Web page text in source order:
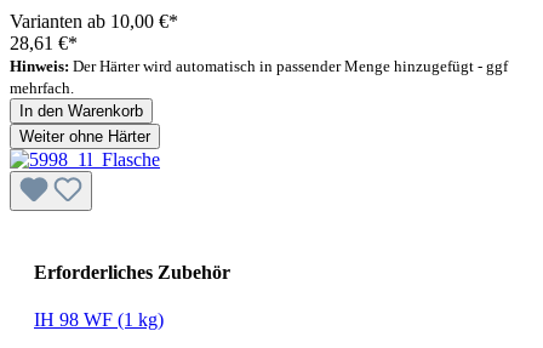
Varianten ab 10,00 €*
28,61 €*
Hinweis: Der Härter wird automatisch in passender Menge hinzugefügt - ggf
mehrfach.
In den Warenkorb
Weiter ohne Härter
Erforderliches Zubehör
IH 98 WF (1 kg)